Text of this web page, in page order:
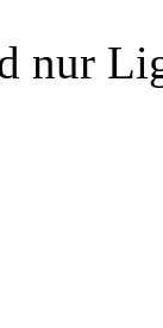
nur